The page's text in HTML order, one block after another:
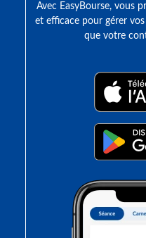
Avec EasyBourse, vous
et efficace pour gérer
que votre